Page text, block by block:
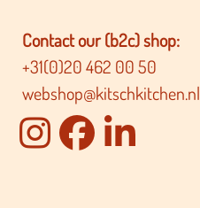
Contact our (b2c) shop:
+31(0)20 462 00 50
webshop@kitschkitchen.nl